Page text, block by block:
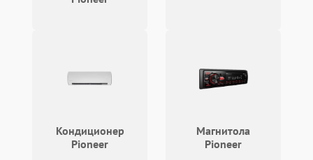
Кондиционер
Pioneer
Магнитола
Pioneer